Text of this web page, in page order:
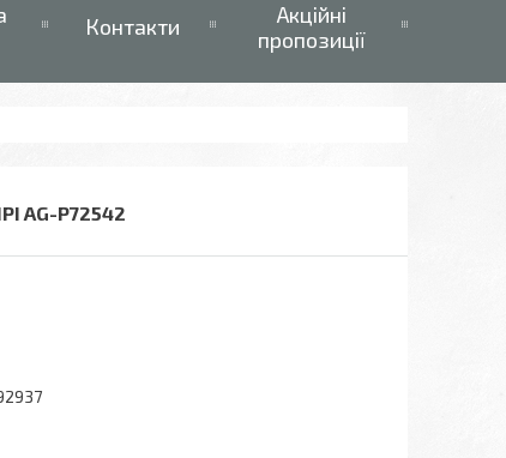
Контакти
Акційні
пропозиції
AG-P72542